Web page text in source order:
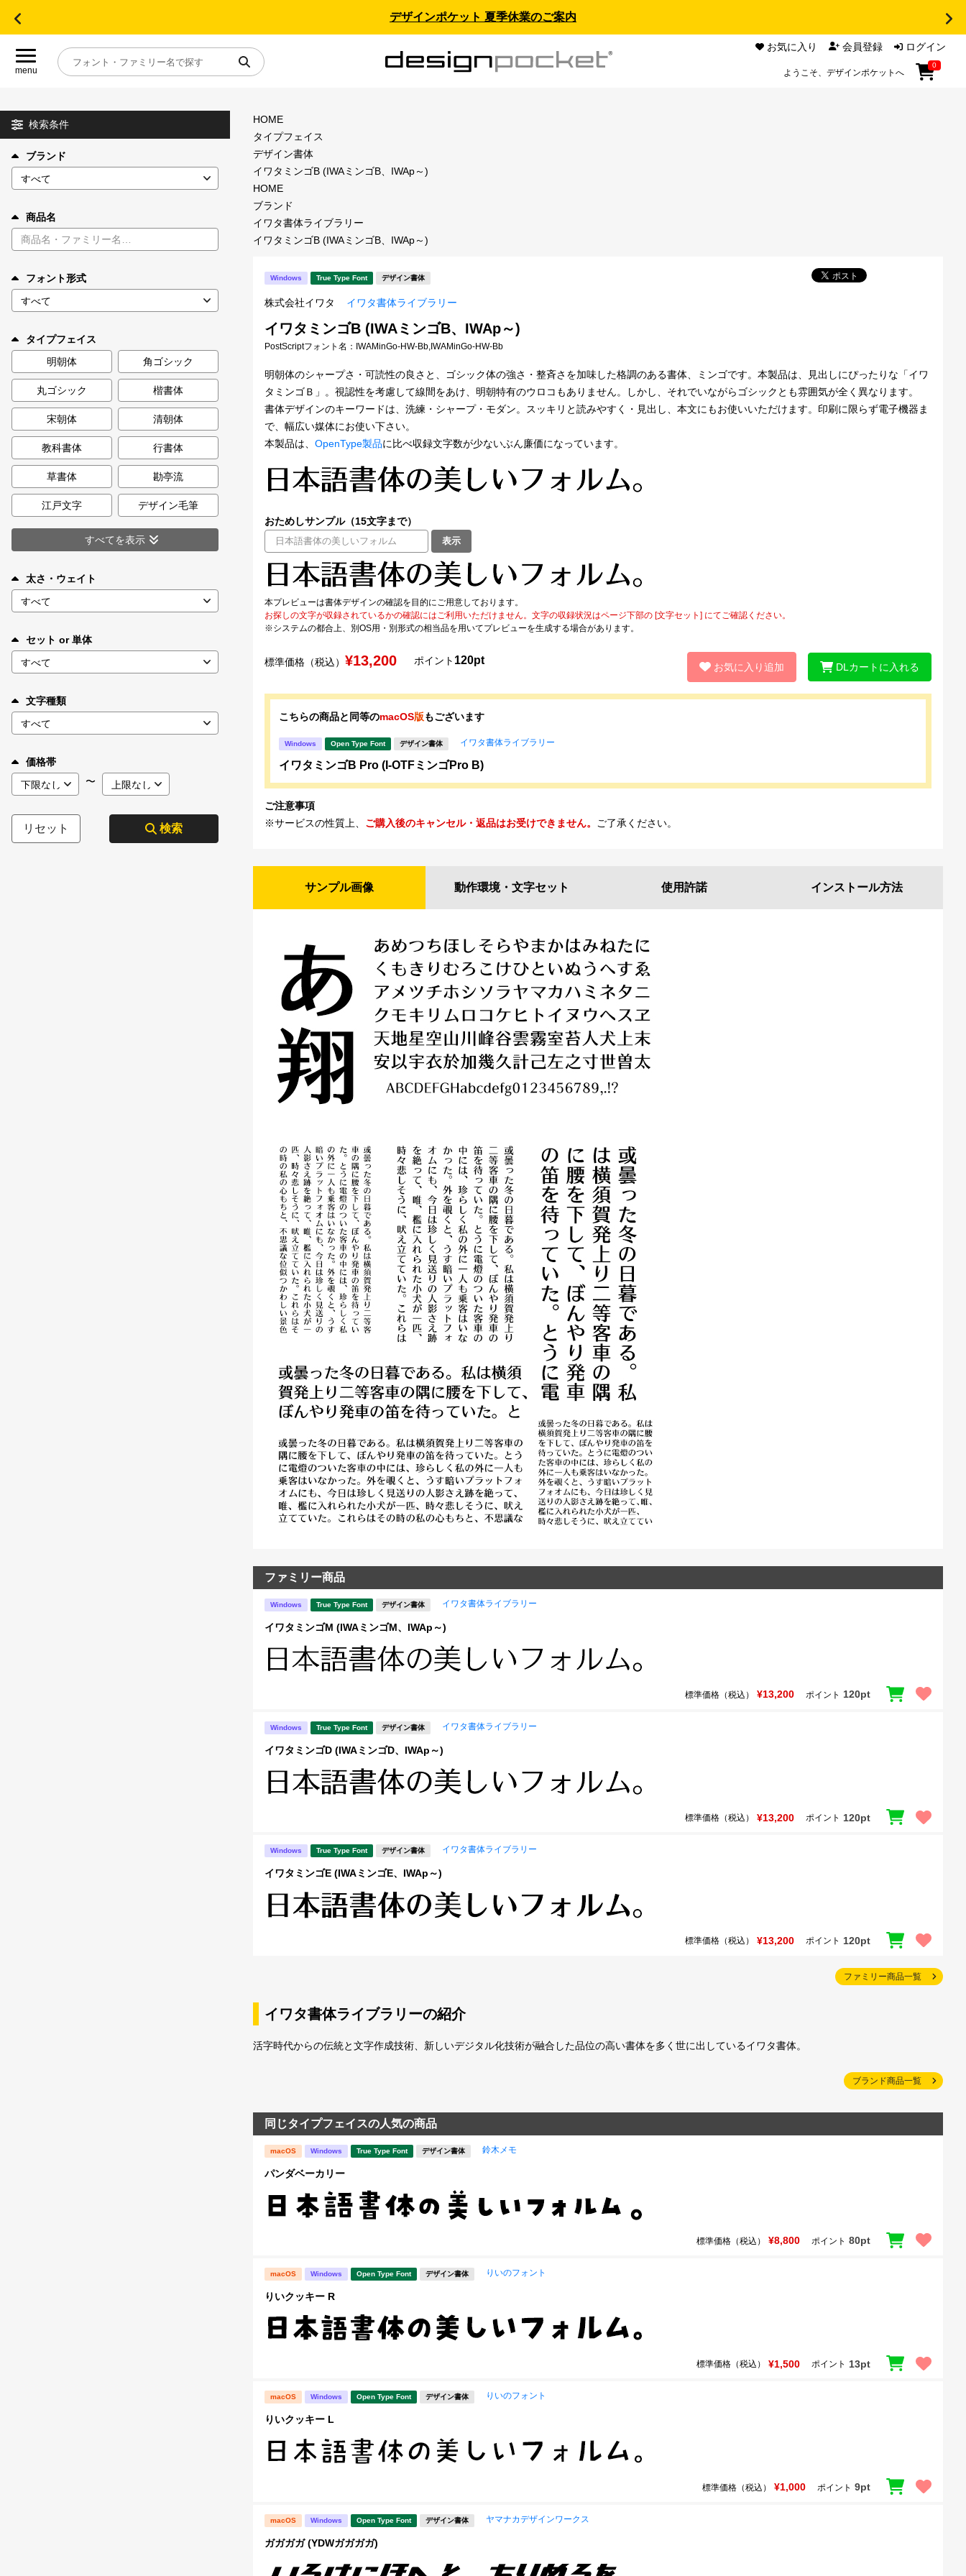
デザインポケット 夏季休業のご案内
menu
お気に入り 会員登録 ログイン
ようこそ、デザインポケットへ
0
目的別フォントガイド
特集
年間ライセンス商品
キャンペーン一覧
カート 0
マイページ
お気に入り
ご利用ガイド
お問い合わせ
検索条件
ブランド
商品名
フォント形式
タイプフェイス
明朝体
角ゴシック
丸ゴシック 楷書体
宋朝体 清朝体
教科書体 行書体
草書体 勘亭流
江戸文字 デザイン毛筆
すべてを表示
太さ・ウェイト
セット or 単体
文字種類
価格帯
〜
リセット 検索
HOME
タイプフェイス
デザイン書体
イワタミンゴB (IWAミンゴB、IWAp～)
HOME
ブランド
イワタ書体ライブラリー
イワタミンゴB (IWAミンゴB、IWAp～)
Windows True Type Font デザイン書体
株式会社イワタ イワタ書体ライブラリー
イワタミンゴB (IWAミンゴB、IWAp～)
PostScriptフォント名： IWAMinGo-HW-Bb,IWAMinGo-HW-Bb
明朝体のシャープさ・可読性の良さと、ゴシック体の強さ・整斉さを加味した格調のある書体、ミンゴです。本製品は、見出しにぴったりな「イワ
タミンゴＢ」。視認性を考慮して線間をあけ、明朝特有のウロコもありません。しかし、それでいながらゴシックとも雰囲気が全く異なります。
書体デザインのキーワードは、洗練・シャープ・モダン。スッキリと読みやすく・見出し、本文にもお使いいただけます。印刷に限らず電子機器ま
で、幅広い媒体にお使い下さい。
本製品は、 OpenType製品に比べ収録文字数が少ないぶん廉価になっています。
おためしサンプル（15文字まで）
表示
本プレビューは書体デザインの確認を目的にご用意しております。
お探しの文字が収録されているかの確認にはご利用いただけません。文字の収録状況はページ下部の [文字セット] にてご確認ください。
※システムの都合上、別OS用・別形式の相当品を用いてプレビューを生成する場合があります。
標準価格（税込） ¥13,200 ポイント 120pt
お気に入り追加 DLカートに入れる
こちらの商品と同等のmacOS版もございます
Windows Open Type Font デザイン書体 イワタ書体ライブラリー
イワタミンゴB Pro (I-OTFミンゴPro B)
ご注意事項
※サービスの性質上、 ご購入後のキャンセル・返品はお受けできません。 ご了承ください。
サンプル画像 動作環境・ 文字セット 使用許諾 インストール方法
ファミリー商品
Windows True Type Font デザイン書体 イワタ書体ライブラリー
イワタミンゴM (IWAミンゴM、IWAp～)
標準価格（税込） ¥13,200 ポイント 120pt
Windows True Type Font デザイン書体 イワタ書体ライブラリー
イワタミンゴD (IWAミンゴD、IWAp～)
標準価格（税込） ¥13,200 ポイント 120pt
Windows True Type Font デザイン書体 イワタ書体ライブラリー
イワタミンゴE (IWAミンゴE、IWAp～)
標準価格（税込） ¥13,200 ポイント 120pt
ファミリー商品一覧
イワタ書体ライブラリーの紹介
活字時代からの伝統と文字作成技術、新しいデジタル化技術が融合した品位の高い書体を多く世に出しているイワタ書体。
ブランド商品一覧
同じタイプフェイスの人気の商品
macOS Windows True Type Font デザイン書体 鈴木メモ
パンダベーカリー
標準価格（税込） ¥8,800 ポイント 80pt
macOS Windows Open Type Font デザイン書体 りいのフォント
りいクッキー R
標準価格（税込） ¥1,500 ポイント 13pt
macOS Windows Open Type Font デザイン書体 りいのフォント
りいクッキー L
標準価格（税込） ¥1,000 ポイント 9pt
macOS Windows Open Type Font デザイン書体 ヤマナカデザインワークス
ガガガガ (YDWガガガガ)